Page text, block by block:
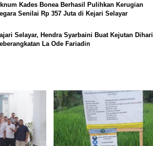
Kades Bonea Berhasil Pulihkan Kerugian
Senilai Rp 357 Juta di Kejari Selayar
Selayar, Hendra Syarbaini Buat Kejutan Dihari
La Ode Fariadin